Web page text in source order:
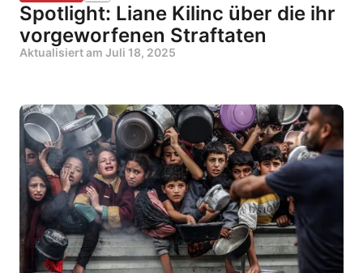
Spotlight: Liane Kilinc über die ihr
vorgeworfenen Straftaten
Aktualisiert am Juli 18, 2025